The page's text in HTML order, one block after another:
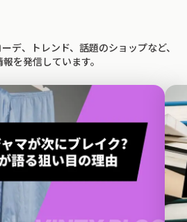
デ、トレンド、話題のショップなど、
を発信しています。